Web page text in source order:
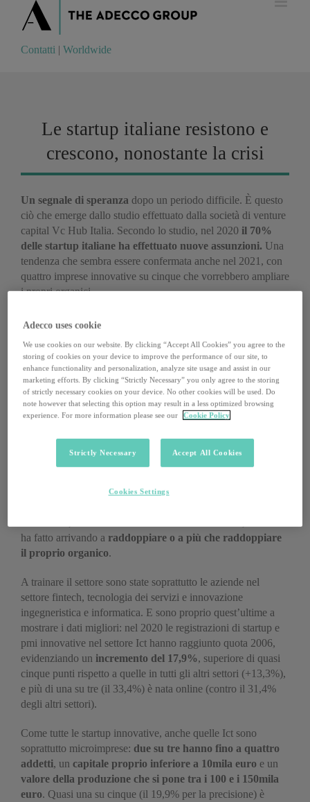
Contatti Worldwide
Contatti | Worldwide
Le startup italiane resistono e
crescono, nonostante la crisi
Un segnale di speranza dopo un periodo difficile. È questo
ciò che emerge dallo studio effettuato dalla società di venture
capital Vc Hub Italia. Secondo lo studio, nel 2020 il 70%
delle startup italiane ha effettuato nuove assunzioni. Una
tendenza che sembra essere confermata anche nel 2021, con
quattro imprese innovative su cinque che vorrebbero ampliare
i propri organici.
È un segnale di come, anche in questo periodo, le aziende
creano occupazione di qualità, offrono importanti opportunità
di sviluppo professionale e coinvolgono le proprie risorse
nella crescita dell’azienda», ha spiegato Francesco Cerruti,
direttore generale di VC Hub Italia.
Startup in controtendenza
I dati lo dimostrano: le startup hanno resistito bene al periodo
ha fatto arrivando a raddoppiare o a più che raddoppiare
il proprio organico.
A trainare il settore sono state soprattutto le aziende nel
settore fintech, tecnologia dei servizi e innovazione
ingegneristica e informatica. E sono proprio quest’ultime a
mostrare i dati migliori: nel 2020 le registrazioni di startup e
pmi innovative nel settore Ict hanno raggiunto quota 2006,
evidenziando un incremento del 17,9%, superiore di quasi
cinque punti rispetto a quelle in tutti gli altri settori (+13,3%),
e più di una su tre (il 33,4%) è nata online (contro il 31,4%
degli altri settori).
Come tutte le startup innovative, anche quelle Ict sono
soprattutto microimprese: due su tre hanno fino a quattro
addetti, un capitale proprio inferiore a 10mila euro e un
valore della produzione che si pone tra i 100 e i 150mila
euro. Quasi una su cinque (il 19,9% per la precisione) è
Adecco uses cookie
We use cookies on our website. By clicking “Accept All Cookies” you agree to the
storing of cookies on your device to improve the performance of our site, to
enhance functionality and personalization, analyze site usage and assist in our
marketing efforts. By clicking “Strictly Necessary” you only agree to the storing
of strictly necessary cookies on your device. No other cookies will be used. Do
note however that selecting this option may result in a less optimized browsing
experience. For more information please see our
Cookie Policy
Strictly Necessary Accept All Cookies
Cookies Settings